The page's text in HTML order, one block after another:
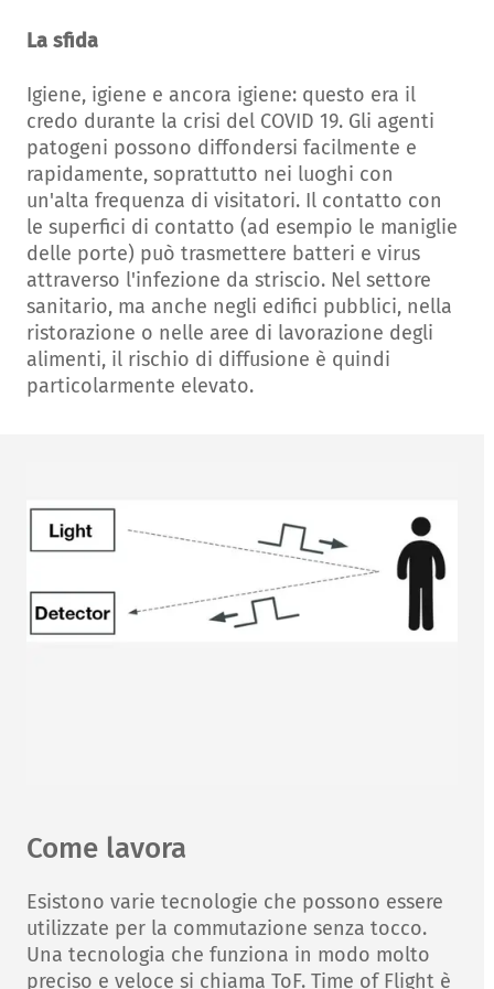
La sfida
Igiene, igiene e ancora igiene: questo era il
credo durante la crisi del COVID 19. Gli agenti
patogeni possono diffondersi facilmente e
rapidamente, soprattutto nei luoghi con
un'alta frequenza di visitatori. Il contatto con
le superfici di contatto (ad esempio le maniglie
delle porte) può trasmettere batteri e virus
attraverso l'infezione da striscio. Nel settore
sanitario, ma anche negli edifici pubblici, nella
ristorazione o nelle aree di lavorazione degli
alimenti, il rischio di diffusione è quindi
particolarmente elevato.
Come lavora
Esistono varie tecnologie che possono essere
utilizzate per la commutazione senza tocco.
Una tecnologia che funziona in modo molto
preciso e veloce si chiama ToF. Time of Flight è